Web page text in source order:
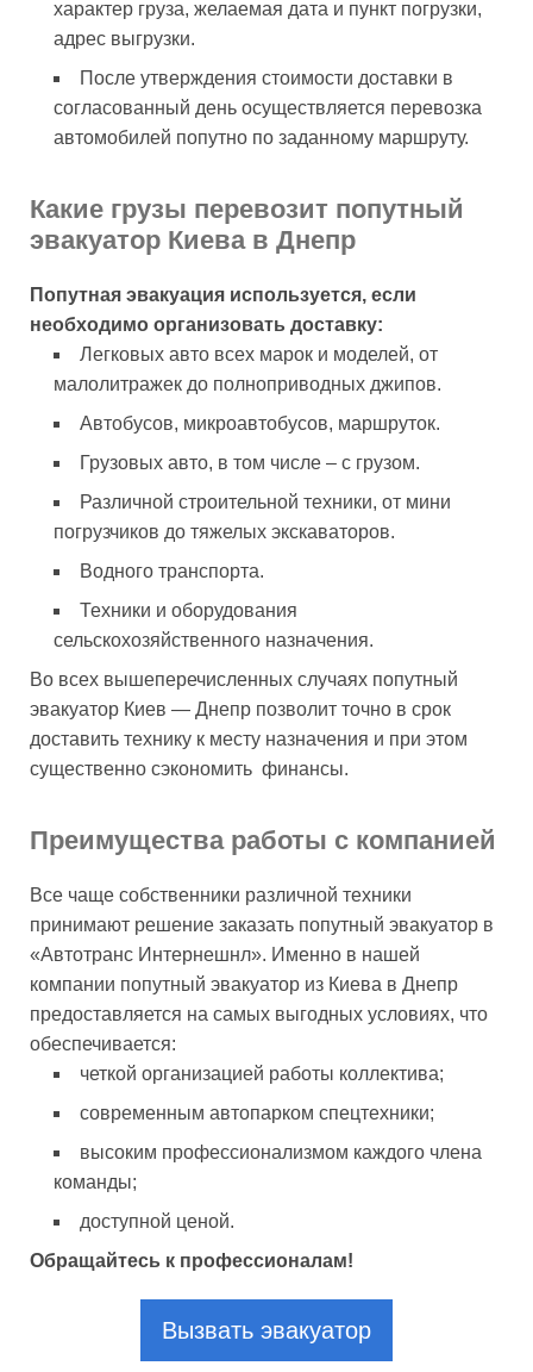
характер груза, желаемая дата и пункт погрузки,
адрес выгрузки.
После утверждения стоимости доставки в
согласованный день осуществляется перевозка
автомобилей попутно по заданному маршруту.
Какие грузы перевозит попутный
эвакуатор Киева в Днепр
Попутная эвакуация используется, если
необходимо организовать доставку:
Легковых авто всех марок и моделей, от
малолитражек до полноприводных джипов.
Автобусов, микроавтобусов, маршруток.
Грузовых авто, в том числе – с грузом.
Различной строительной техники, от мини
погрузчиков до тяжелых экскаваторов.
Водного транспорта.
Техники и оборудования
сельскохозяйственного назначения.
Во всех вышеперечисленных случаях попутный
эвакуатор Киев — Днепр позволит точно в срок
доставить технику к месту назначения и при этом
существенно сэкономить финансы.
Преимущества работы с компанией
Все чаще собственники различной техники
принимают решение заказать попутный эвакуатор в
«Автотранс Интернешнл». Именно в нашей
компании попутный эвакуатор из Киева в Днепр
предоставляется на самых выгодных условиях, что
обеспечивается:
четкой организацией работы коллектива;
современным автопарком спецтехники;
высоким профессионализмом каждого члена
команды;
доступной ценой.
Обращайтесь к профессионалам!
Вызвать эвакуатор